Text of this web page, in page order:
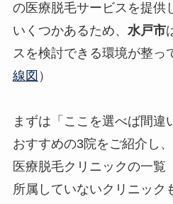
の医療脱毛サービスを提供
いくつかあるため、 水戸市
スを検討できる環境が整っ
線図 ）
まずは「ここを選べば間違
おすすめの3院をご紹介し
医療脱毛クリニックの一覧
所属していないクリニック